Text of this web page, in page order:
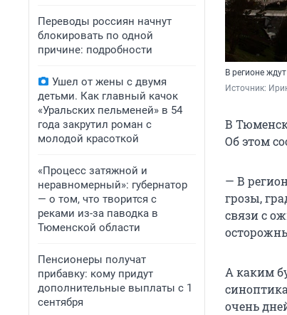
Переводы россиян начнут
блокировать по одной
причине: подробности
Ушел от жены с двумя
детьми. Как главный качок
«Уральских пельменей» в 54
года закрутил роман с
молодой красоткой
«Процесс затяжной и
неравномерный»: губернатор
— о том, что творится с
реками из-за паводка в
Тюменской области
Пенсионеры получат
прибавку: кому придут
дополнительные выплаты с 1
сентября
В регионе
Источник:
В
Об этом
— В
грозы,
связи с
А каким
очень